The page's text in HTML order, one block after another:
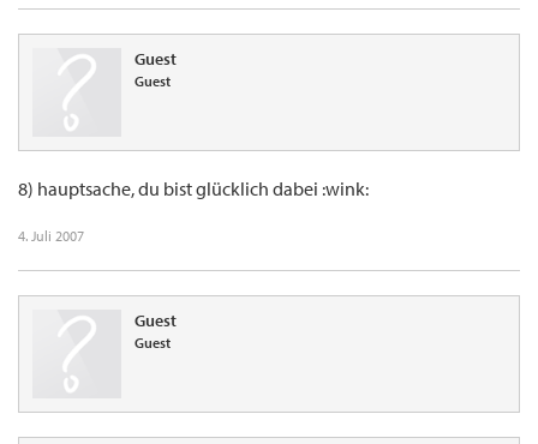
Guest
Guest
8) hauptsache, du bist glücklich dabei :wink:
4. Juli 2007
Guest
Guest